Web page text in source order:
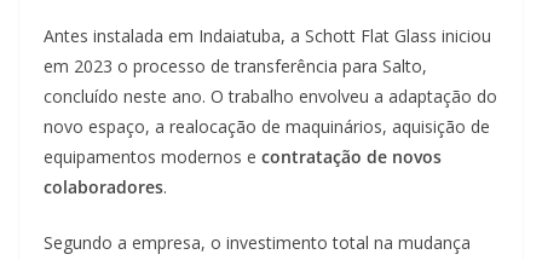
Antes instalada em Indaiatuba, a Schott Flat Glass iniciou
em 2023 o processo de transferência para Salto,
concluído neste ano. O trabalho envolveu a adaptação do
novo espaço, a realocação de maquinários, aquisição de
equipamentos modernos e contratação de novos
colaboradores.
Segundo a empresa, o investimento total na mudança